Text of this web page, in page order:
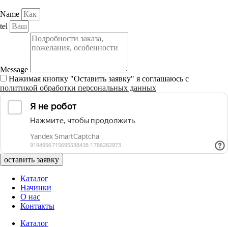
Name
tel
Message
Нажимая кнопку "Оставить заявку" я соглашаюсь с
политикой обработки персональных данных
оставить заявку
Каталог
Начинки
О нас
Контакты
Каталог